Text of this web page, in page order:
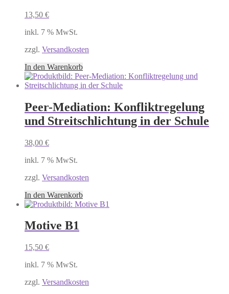
13,50 €
inkl. 7 % MwSt.
zzgl. Versandkosten
In den Warenkorb
Peer-Mediation: Konfliktregelung
und Streitschlichtung in der Schule
38,00 €
inkl. 7 % MwSt.
zzgl. Versandkosten
In den Warenkorb
Motive B1
15,50 €
inkl. 7 % MwSt.
zzgl. Versandkosten